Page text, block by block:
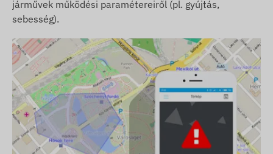
járművek működési paramétereiről (pl. gyújtás,
sebesség).